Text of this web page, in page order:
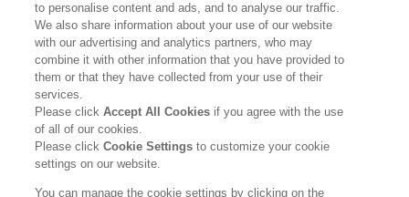
情報誌 花王ハイジーンソルーシ
ョン
トップ
製品カタログ
企業情報
個人情報保護方針
ソーシャルメディアポリシー
to personalise content and ads, and to analyse our traffic.
We also share information about your use of our website
with our advertising and analytics partners, who may
combine it with other information that you have provided to
them or that they have collected from your use of their
services.
Please clickAccept All Cookies if you agree with the use
of all of our cookies.
Please clickCookie Settingsto customize your cookie
settings on our website.
You can manage the cookie settings by clicking on the